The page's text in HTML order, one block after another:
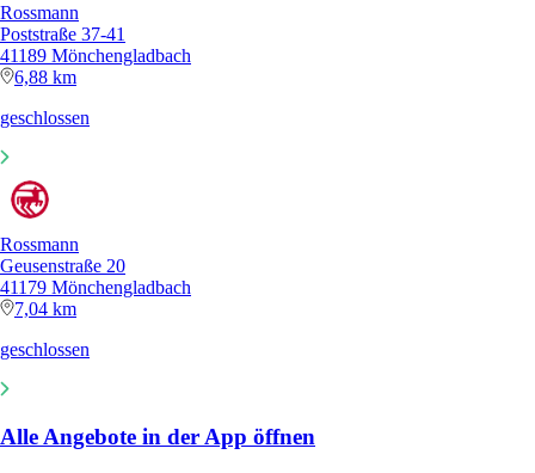
Rossmann
Poststraße 37-41
41189 Mönchengladbach
6,88 km
geschlossen
Rossmann
Geusenstraße 20
41179 Mönchengladbach
7,04 km
geschlossen
Alle Angebote in der App öffnen